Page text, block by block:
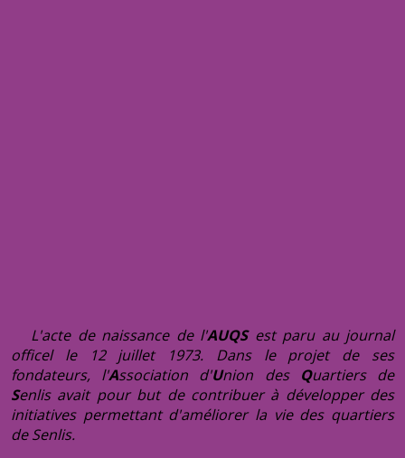
L'acte de naissance de l'AUQSest paru au journal
officel le 12 juillet 1973. Dans le projet de ses
fondateurs, l'Association d'Union des Quartiers de
Senlis avait pour but de contribuer à développer des
initiatives permettant d'améliorer la vie des quartiers
de Senlis.